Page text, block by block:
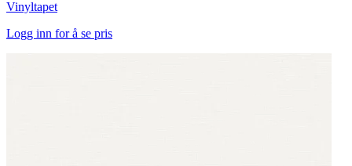
Vinyltapet
Logg inn for å se pris